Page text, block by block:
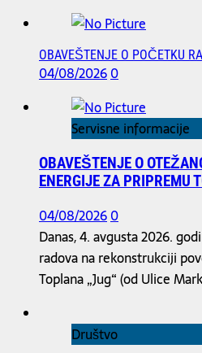
OBAVEŠTENJE O POČETKU
04/08/20260
Servisne informacije
OBAVEŠTENJE O
ENERGIJE ZA PRIPREMU
04/08/20260
Danas, 4. avgusta 2026.
radova na rekonstrukciji
Toplana „Jug“ (od Ulice
Društvo